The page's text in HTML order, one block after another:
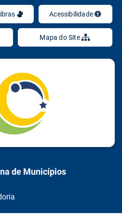
links de Acessibilidade
Mapa do Site
de Municípios